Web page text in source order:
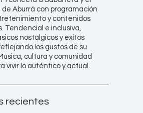
de Aburrá con programación
y contenidos
Tendencial e inclusiva,
nostálgicos y éxitos
los gustos de su
cultura y comunidad
vivir lo auténtico y actual.
recientes